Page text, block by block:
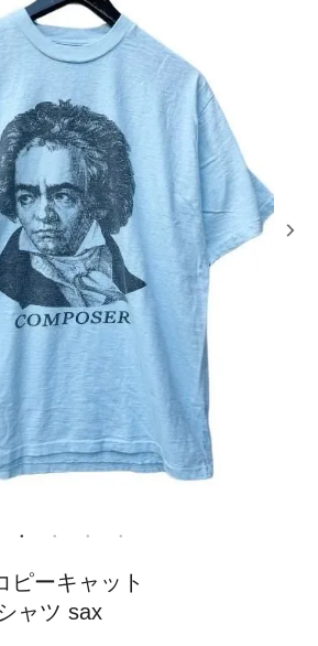
ピーキャット
ャツ sax